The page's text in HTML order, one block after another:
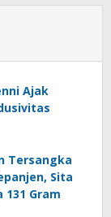
Ajak
Tersangka
Sita
131 Gram